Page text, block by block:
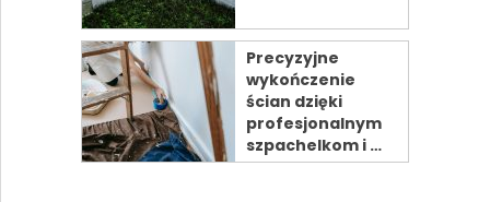
Precyzyjne
wykończenie
ścian dzięki
profesjonalnym
szpachelkom i …